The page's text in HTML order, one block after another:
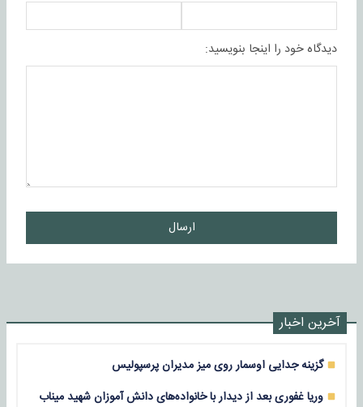
دیدگاه خود را اینجا بنویسید:
ارسال
آخرین اخبار
گزینه جدایی اوسمار روی میز مدیران پرسپولیس
وریا غفوری بعد از دیدار با خانواده‌های دانش آموزان شهید میناب